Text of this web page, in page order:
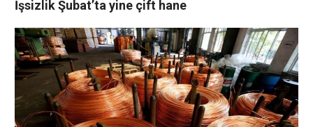
İşsizlik Şubat’ta yine çift hane